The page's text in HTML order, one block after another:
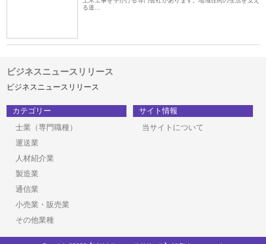
る道…
ビジネスニュースリリース
ビジネスニュースリリース
カテゴリー
士業（専門職種）
運送業
人材紹介業
製造業
通信業
小売業・販売業
その他業種
サイト情報
当サイトについて